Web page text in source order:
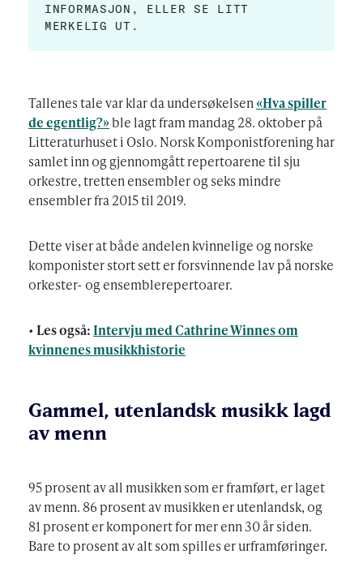
INFORMASJON, ELLER SE LITT
MERKELIG UT.
Tallenes tale var klar da undersøkelsen«Hva spiller
de egentlig?»ble lagt fram mandag 28. oktober på
Litteraturhuset i Oslo. Norsk Komponistforening har
samlet inn og gjennomgått repertoarene til sju
orkestre, tretten ensembler og seks mindre
ensembler fra 2015 til 2019.
Dette viser at både andelen kvinnelige og norske
komponister stort sett er forsvinnende lav på norske
orkester- og ensemblerepertoarer.
• Les også:Intervju med Cathrine Winnes om
kvinnenes musikkhistorie
Gammel, utenlandsk musikk lagd
av menn
95 prosent av all musikken som er framført, er laget
av menn. 86 prosent av musikken er utenlandsk, og
81 prosent er komponert for mer enn 30 år siden.
Bare to prosent av alt som spilles er urframføringer.